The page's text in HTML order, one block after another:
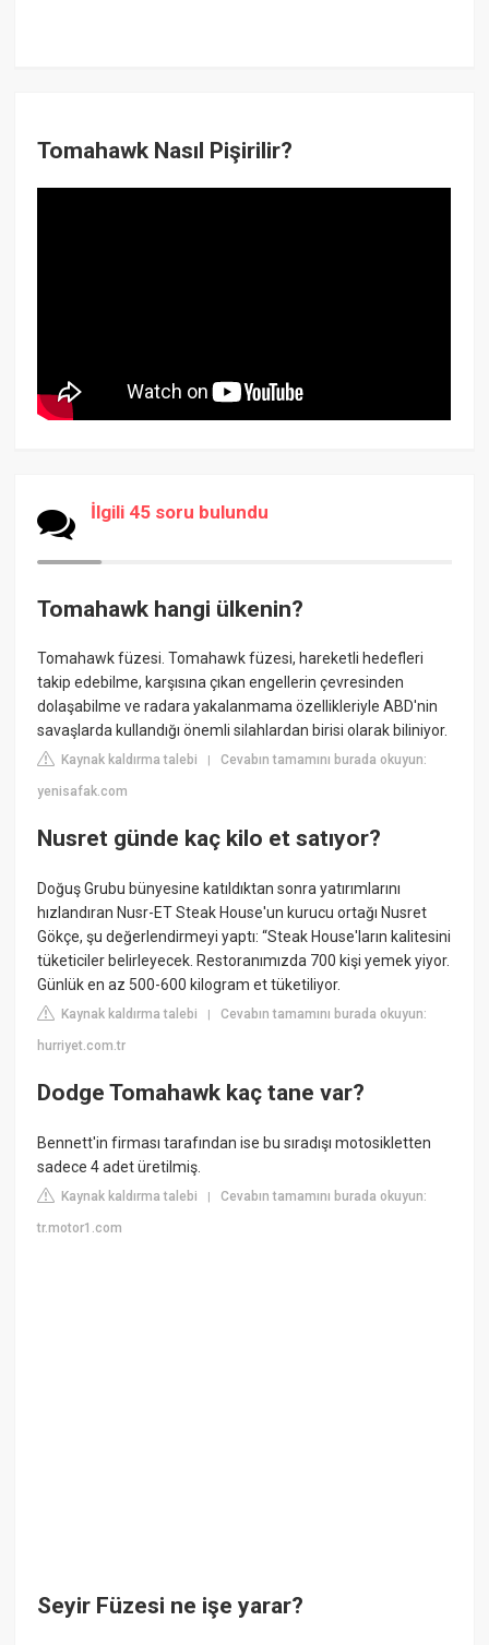
Tomahawk Nasıl Pişirilir?
İlgili 45 soru bulundu
Tomahawk hangi ülkenin?
Tomahawk füzesi. Tomahawk füzesi, hareketli hedefleri
takip edebilme, karşısına çıkan engellerin çevresinden
dolaşabilme ve radara yakalanmama özellikleriyle ABD'nin
savaşlarda kullandığı önemli silahlardan birisi olarak biliniyor.
Kaynak kaldırma talebi |Cevabın tamamını burada okuyun:
yenisafak.com
Nusret günde kaç kilo et satıyor?
Doğuş Grubu bünyesine katıldıktan sonra yatırımlarını
hızlandıran Nusr-ET Steak House'un kurucu ortağı Nusret
Gökçe, şu değerlendirmeyi yaptı: “Steak House'ların kalitesini
tüketiciler belirleyecek. Restoranımızda 700 kişi yemek yiyor.
Günlük en az 500-600 kilogram et tüketiliyor.
Kaynak kaldırma talebi |Cevabın tamamını burada okuyun:
hurriyet.com.tr
Dodge Tomahawk kaç tane var?
Bennett'in firması tarafından ise bu sıradışı motosikletten
sadece 4 adet üretilmiş.
Kaynak kaldırma talebi |Cevabın tamamını burada okuyun:
tr.motor1.com
Seyir Füzesi ne işe yarar?